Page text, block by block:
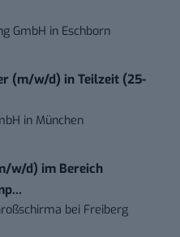
GmbH in Eschborn
(m/w/d) in Teilzeit (25-
in München
w/d) im Bereich
bei Freiberg